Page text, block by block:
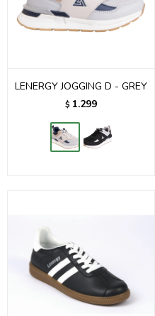
LENERGY JOGGING D - GREY
$ 1.299